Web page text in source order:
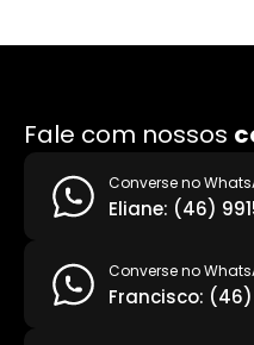
Fale com nossos
Converse no
Eliane: (46)
Converse no
Francisco: